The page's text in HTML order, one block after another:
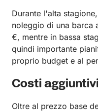
Durante l'alta
noleggio di una barca
€, mentre in bassa
quindi importante
proprio budget e al
Costi aggiuntivi
Oltre al prezzo base